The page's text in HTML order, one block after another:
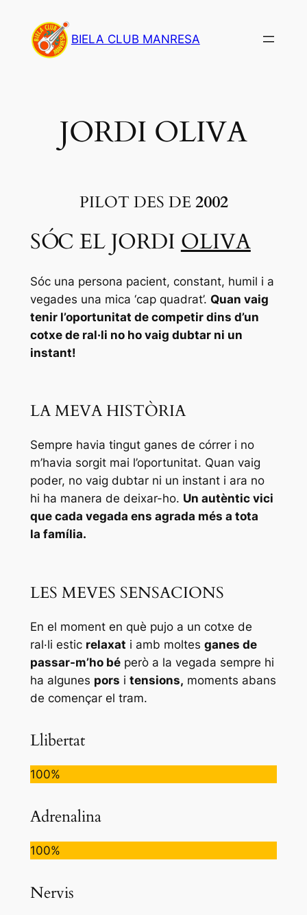
contenido
BIELA CLUB MANRESA
JORDI OLIVA
PILOT DES DE2002
SÓC EL JORDI OLIVA
Sóc una persona pacient, constant, humil i a
vegades una mica ‘cap quadrat’. Quan vaig
tenir l’oportunitat de competir dins d’un
cotxe de ral·li no ho vaig dubtar ni un
instant!
LA MEVA HISTÒRIA
Sempre havia tingut ganes de córrer i no
m’havia sorgit mai l’oportunitat. Quan vaig
poder, no vaig dubtar ni un instant i ara no
hi ha manera de deixar-ho. Un autèntic vici
que cada vegada ens agrada més a tota
la família.
LES MEVES SENSACIONS
En el moment en què pujo a un cotxe de
ral·li estic relaxat i amb moltes ganes de
passar-m’ho béperò a la vegada sempre hi
ha algunes pors i tensions, moments abans
de començar el tram.
Llibertat
100%
Adrenalina
100%
Nervis